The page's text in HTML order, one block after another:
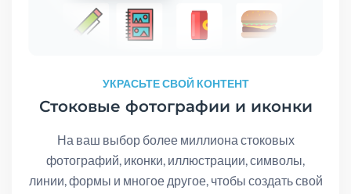
УКРАСЬТЕ СВОЙ КОНТЕНТ
Стоковые фотографии и иконки
На ваш выбор более миллиона стоковых
фотографий, иконки, иллюстрации, символы,
линии, формы и многое другое, чтобы создать свой